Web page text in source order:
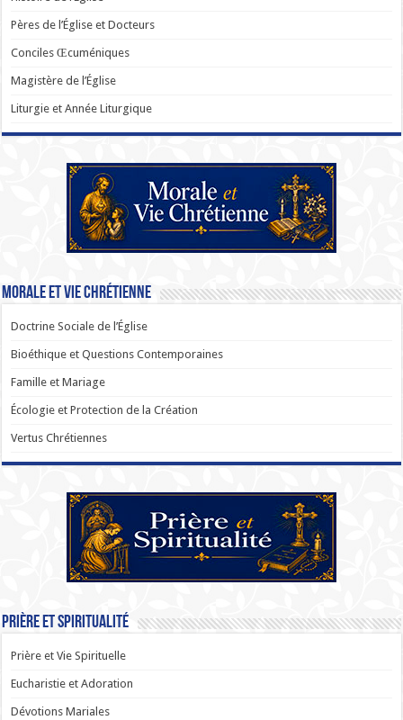
Pères de l’Église et Docteurs
Conciles Œcuméniques
Magistère de l’Église
Liturgie et Année Liturgique
Morale et Vie Chrétienne
Doctrine Sociale de l’Église
Bioéthique et Questions Contemporaines
Famille et Mariage
Écologie et Protection de la Création
Vertus Chrétiennes
Prière et Spiritualité
Prière et Vie Spirituelle
Eucharistie et Adoration
Dévotions Mariales